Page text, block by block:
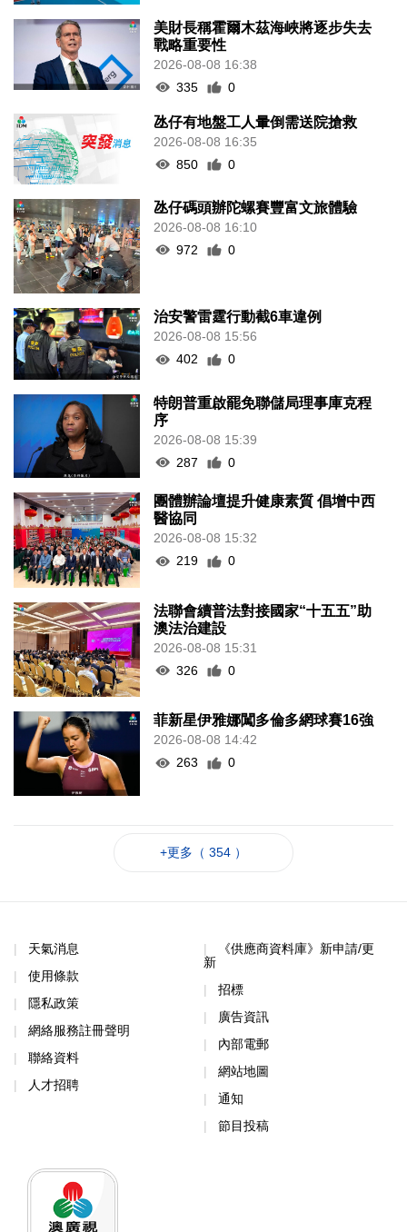
美財長稱霍爾木茲海峽將逐步失去
戰略重要性
2026-08-08 16:38
335
0
氹仔有地盤工人暈倒需送院搶救
2026-08-08 16:35
850
0
氹仔碼頭辦陀螺賽豐富文旅體驗
2026-08-08 16:10
972
0
治安警雷霆行動截6車違例
2026-08-08 15:56
402
0
特朗普重啟罷免聯儲局理事庫克程
序
2026-08-08 15:39
287
0
團體辦論壇提升健康素質 倡增中西
醫協同
2026-08-08 15:32
219
0
法聯會續普法對接國家“十五五”助
澳法治建設
2026-08-08 15:31
326
0
菲新星伊雅娜闖多倫多網球賽16強
2026-08-08 14:42
263
0
+更多（ 354 ）
天氣消息
使用條款
隱私政策
網絡服務註冊聲明
聯絡資料
人才招聘
《供應商資料庫》新申請/更
新
招標
廣告資訊
內部電郵
網站地圖
通知
節目投稿